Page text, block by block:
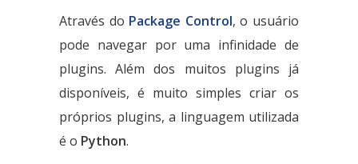
Através do Package Control, o usuário
pode navegar por uma infinidade de
plugins. Além dos muitos plugins já
disponíveis, é muito simples criar os
próprios plugins, a linguagem utilizada
é o Python.